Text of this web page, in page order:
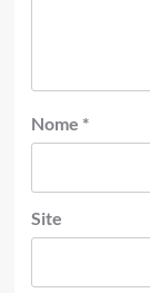
Nome *
Site